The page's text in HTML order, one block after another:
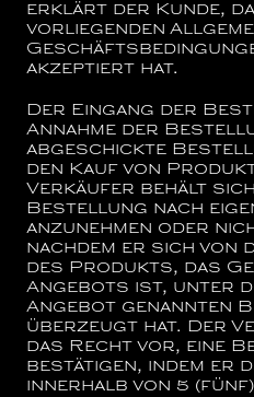
erklärt der Kunde,
vorliegenden
akzeptiert hat.
Der Eingang der
Annahme der
abgeschickte
den Kauf von
Verkäufer behält
Bestellung nach
anzunehmen oder
nachdem er sich von
des Produkts, das
Angebots ist, unter
Angebot genannten
überzeugt hat. Der
das Recht vor, eine
bestätigen, indem er
innerhalb von 5